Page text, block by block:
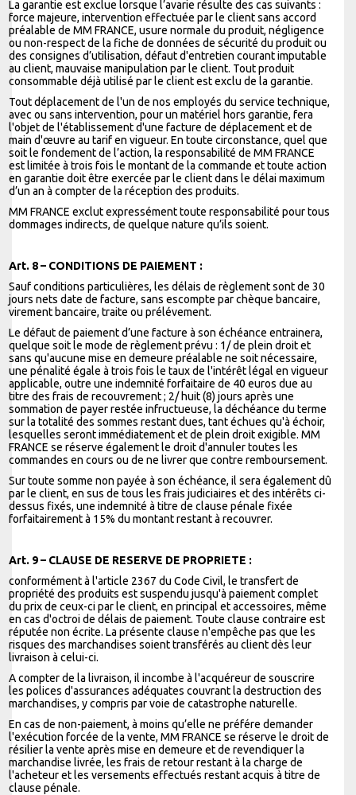
La garantie est exclue lorsque l’avarie résulte des cas suivants :
force majeure, intervention effectuée par le client sans accord
préalable de MM FRANCE, usure normale du produit, négligence
ou non-respect de la fiche de données de sécurité du produit ou
des consignes d’utilisation, défaut d'entretien courant imputable
au client, mauvaise manipulation par le client. Tout produit
consommable déjà utilisé par le client est exclu de la garantie.
Tout déplacement de l'un de nos employés du service technique,
avec ou sans intervention, pour un matériel hors garantie, fera
l'objet de l'établissement d'une facture de déplacement et de
main d'œuvre au tarif en vigueur. En toute circonstance, quel que
soit le fondement de l’action, la responsabilité de MM FRANCE
est limitée à trois fois le montant de la commande et toute action
en garantie doit être exercée par le client dans le délai maximum
d’un an à compter de la réception des produits.
MM FRANCE exclut expressément toute responsabilité pour tous
dommages indirects, de quelque nature qu’ils soient.
Art. 8 – CONDITIONS DE PAIEMENT :
Sauf conditions particulières, les délais de règlement sont de 30
jours nets date de facture, sans escompte par chèque bancaire,
virement bancaire, traite ou prélévement.
Le défaut de paiement d’une facture à son échéance entrainera,
quelque soit le mode de règlement prévu : 1/ de plein droit et
sans qu'aucune mise en demeure préalable ne soit nécessaire,
une pénalité égale à trois fois le taux de l'intérêt légal en vigueur
applicable, outre une indemnité forfaitaire de 40 euros due au
titre des frais de recouvrement ; 2/ huit (8) jours après une
sommation de payer restée infructueuse, la déchéance du terme
sur la totalité des sommes restant dues, tant échues qu'à échoir,
lesquelles seront immédiatement et de plein droit exigible. MM
FRANCE se réserve également le droit d'annuler toutes les
commandes en cours ou de ne livrer que contre remboursement.
Sur toute somme non payée à son échéance, il sera également dû
par le client, en sus de tous les frais judiciaires et des intérêts ci-
dessus fixés, une indemnité à titre de clause pénale fixée
forfaitairement à 15% du montant restant à recouvrer.
Art. 9 – CLAUSE DE RESERVE DE PROPRIETE :
conformément à l'article 2367 du Code Civil, le transfert de
propriété des produits est suspendu jusqu'à paiement complet
du prix de ceux-ci par le client, en principal et accessoires, même
en cas d'octroi de délais de paiement. Toute clause contraire est
réputée non écrite. La présente clause n'empêche pas que les
risques des marchandises soient transférés au client dès leur
livraison à celui-ci.
A compter de la livraison, il incombe à l'acquéreur de souscrire
les polices d'assurances adéquates couvrant la destruction des
marchandises, y compris par voie de catastrophe naturelle.
En cas de non-paiement, à moins qu’elle ne préfére demander
l'exécution forcée de la vente, MM FRANCE se réserve le droit de
résilier la vente après mise en demeure et de revendiquer la
marchandise livrée, les frais de retour restant à la charge de
l'acheteur et les versements effectués restant acquis à titre de
clause pénale.